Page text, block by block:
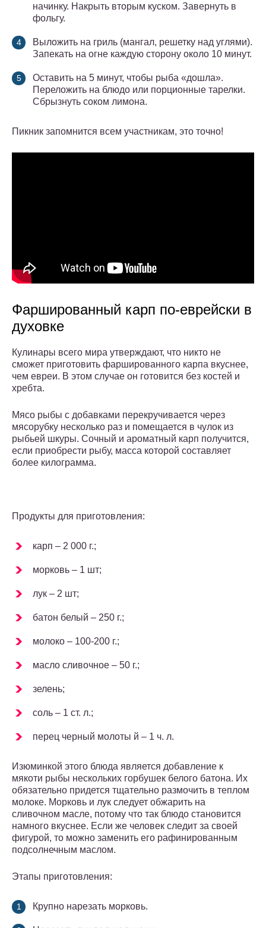
начинку. Накрыть вторым куском. Завернуть в
фольгу.
Выложить на гриль (мангал, решетку над углями).
Запекать на огне каждую сторону около 10 минут.
Оставить на 5 минут, чтобы рыба «дошла».
Переложить на блюдо или порционные тарелки.
Сбрызнуть соком лимона.
Пикник запомнится всем участникам, это точно!
Фаршированный карп по-еврейски в
духовке
Кулинары всего мира утверждают, что никто не
сможет приготовить фаршированного карпа вкуснее,
чем евреи. В этом случае он готовится без костей и
хребта.
Мясо рыбы с добавками перекручивается через
мясорубку несколько раз и помещается в чулок из
рыбьей шкуры. Сочный и ароматный карп получится,
если приобрести рыбу, масса которой составляет
более килограмма.
Продукты для приготовления:
карп – 2 000 г.;
морковь – 1 шт;
лук – 2 шт;
батон белый – 250 г.;
молоко – 100-200 г.;
масло сливочное – 50 г.;
зелень;
соль – 1 ст. л.;
перец черный молоты й – 1 ч. л.
Изюминкой этого блюда является добавление к
мякоти рыбы нескольких горбушек белого батона. Их
обязательно придется тщательно размочить в теплом
молоке. Морковь и лук следует обжарить на
сливочном масле, потому что так блюдо становится
намного вкуснее. Если же человек следит за своей
фигурой, то можно заменить его рафинированным
подсолнечным маслом.
Этапы приготовления:
Крупно нарезать морковь.